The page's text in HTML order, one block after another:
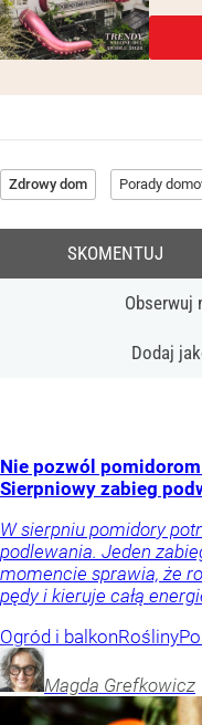
Zdrowy dom Porady
Obserwuj
Dodaj
SKOMENTUJ
Nie pozwól
Sierpniowy zabieg
W sierpniu pomidory
podlewania. Jeden
momencie sprawia, że
pędy i kieruje całą
Ogród i balkonRośliny
Magda Grefkowicz